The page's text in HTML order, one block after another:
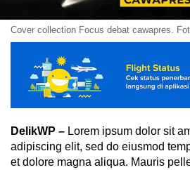
Cover collection Focus debat cawapres.
DelikWP – Lorem ipsum dolor sit
adipiscing elit, sed do eiusmod
et dolore magna aliqua. Mauris